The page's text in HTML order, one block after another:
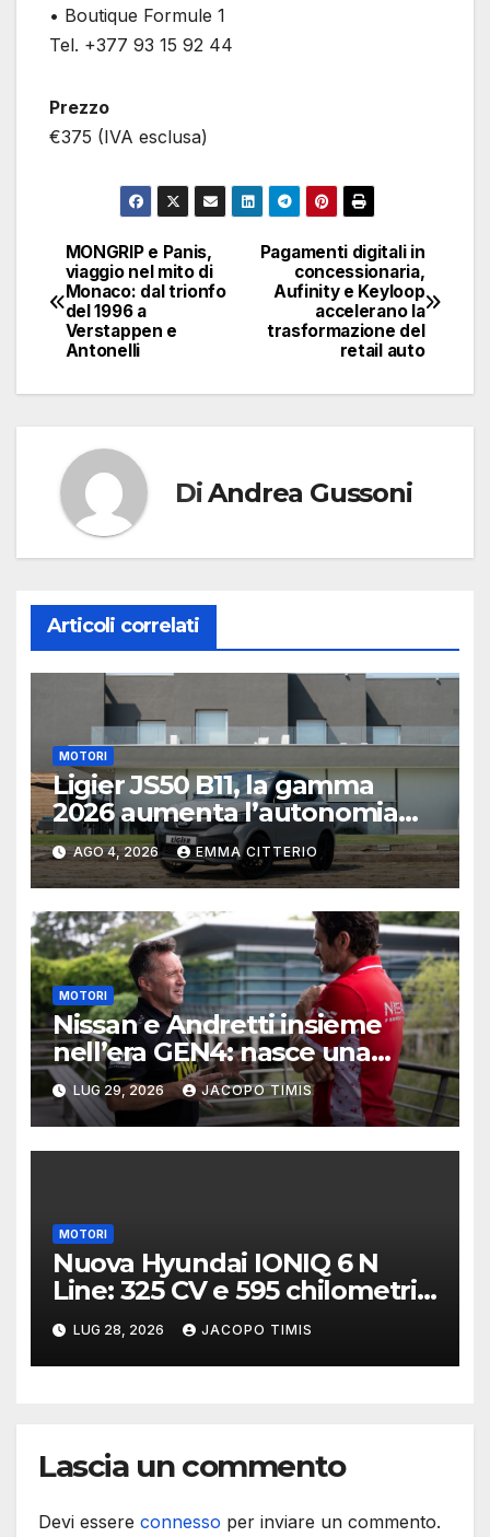
• Boutique Formule 1
Tel. +377 93 15 92 44
Prezzo
€375 (IVA esclusa)
Navigazione
articoli
Pagamenti digitali in
concessionaria,
Aufinity e Keyloop
accelerano la
trasformazione del
retail auto
MONGRIP e Panis,
viaggio nel mito di
Monaco: dal trionfo
del 1996 a
Verstappen e
Antonelli
DiAndrea Gussoni
Articoli correlati
MOTORI
Ligier JS50 B11, la gamma
2026 aumenta l’autonomia
elettrica
AGO 4, 2026 EMMA CITTERIO
MOTORI
Nissan e Andretti insieme
nell’era GEN4: nasce una
delle alleanze più ambiziose
della Formula E
LUG 29, 2026 JACOPO TIMIS
MOTORI
Nuova Hyundai IONIQ 6 N
Line: 325 CV e 595 chilometri
di autonomia
LUG 28, 2026 JACOPO TIMIS
Lascia un commento
Devi essere connesso per inviare un commento.